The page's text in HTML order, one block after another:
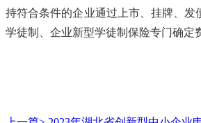
持符合条件的企业通过上市、挂牌、
学徒制、企业新型学徒制保险专门确定